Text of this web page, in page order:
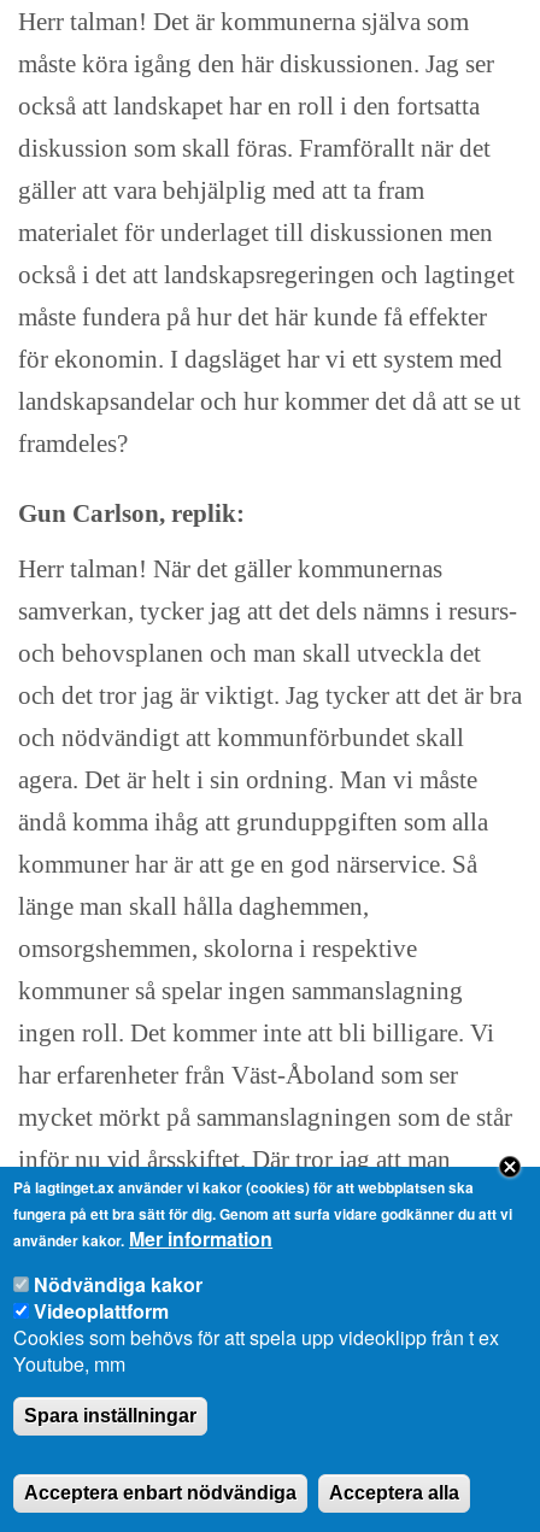
Herr talman! Det är kommunerna själva som
måste köra igång den här diskussionen. Jag ser
också att landskapet har en roll i den fortsatta
diskussion som skall föras. Framförallt när det
gäller att vara behjälplig med att ta fram
materialet för underlaget till diskussionen men
också i det att landskapsregeringen och lagtinget
måste fundera på hur det här kunde få effekter
för ekonomin. I dagsläget har vi ett system med
landskapsandelar och hur kommer det då att se ut
framdeles?
Gun Carlson, replik:
Herr talman! När det gäller kommunernas
samverkan, tycker jag att det dels nämns i resurs-
och behovsplanen och man skall utveckla det
och det tror jag är viktigt. Jag tycker att det är bra
och nödvändigt att kommunförbundet skall
agera. Det är helt i sin ordning. Man vi måste
ändå komma ihåg att grunduppgiften som alla
kommuner har är att ge en god närservice. Så
länge man skall hålla daghemmen,
omsorgshemmen, skolorna i respektive
kommuner så spelar ingen sammanslagning
ingen roll. Det kommer inte att bli billigare. Vi
har erfarenheter från Väst-Åboland som ser
mycket mörkt på sammanslagningen som de står
inför nu vid årsskiftet. Där tror jag att man
kommer att få faktaunderlag. Man har redan sett
att det krävs mera anställda i den kommunen. Det
ser inte ut som om det skulle bli billigare för dem
heller. Vi kan vänta och se och hålla våra
kommuner kvar.
Ltl Johan Ehn, replik:
Herr talman! Man kan säker vänta och se. Jag
På lagtinget.ax använder vi kakor (cookies) för att webbplatsen ska
fungera på ett bra sätt för dig. Genom att surfa vidare godkänner du att vi
använder kakor. Mer information
Nödvändiga kakor
Videoplattform
Cookies som behövs för att spela upp videoklipp från t ex
Youtube, mm
Spara inställningar
Acceptera enbart nödvändiga Acceptera alla